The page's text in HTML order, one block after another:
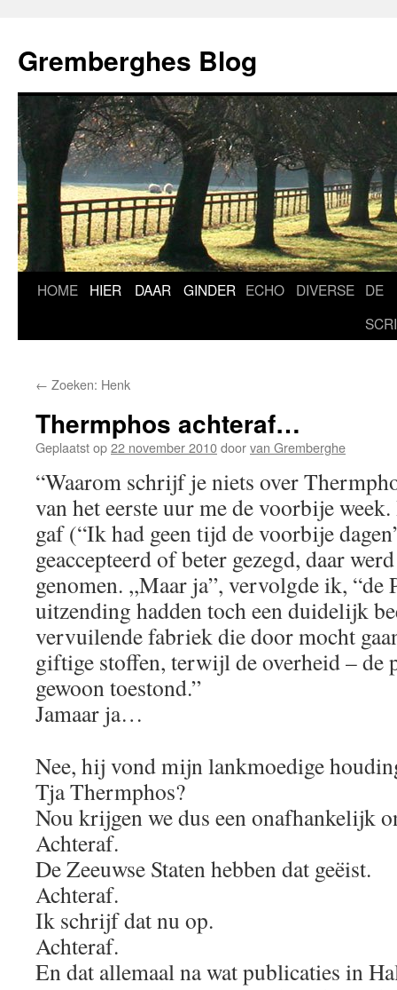
de
inhoud
Gremberghes Blog
HOME HIER DAAR GINDER ECHO DIVERSE DE
← Zoeken: Henk
Thermphos achteraf…
Geplaatst op22 november 2010doorvan Gremberghe
“Waarom schrijf je niets over
van het eerste uur me de voorbije
gaf (“Ik had geen tijd de voorbije
geaccepteerd of beter gezegd, daar
genomen. ,,Maar ja”, vervolgde ik, “de
uitzending hadden toch een duidelijk
vervuilende fabriek die door mocht
giftige stoffen, terwijl de overheid – de
gewoon toestond.”
Jamaar ja…
Nee, hij vond mijn lankmoedige
Tja Thermphos?
Nou krijgen we dus een onafhankelijk
Achteraf.
De Zeeuwse Staten hebben dat geëist.
Achteraf.
Ik schrijf dat nu op.
Achteraf.
En dat allemaal na wat publicaties in